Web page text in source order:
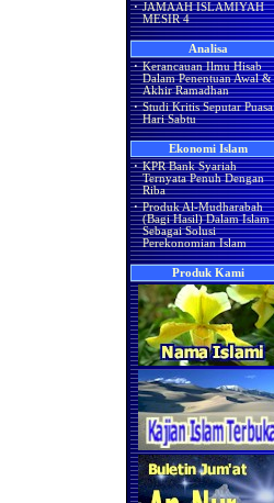
· JAMAAH ISLAMIYAH
MESIR 4
Analisa
· Kerancauan Ilmu Hisab
Dalam Penentuan Awal &
Akhir Ramadhan
· Studi Kritis Seputar Puasa
Hari Sabtu
Ekonomi Islam
· KPR Bank Syariah
Ternyata Penuh Dengan
Riba
· Produk Al-Mudharabah
(Bagi Hasil) Dalam Islam
Sebagai Solusi
Perekonomian Islam
Produk Kami